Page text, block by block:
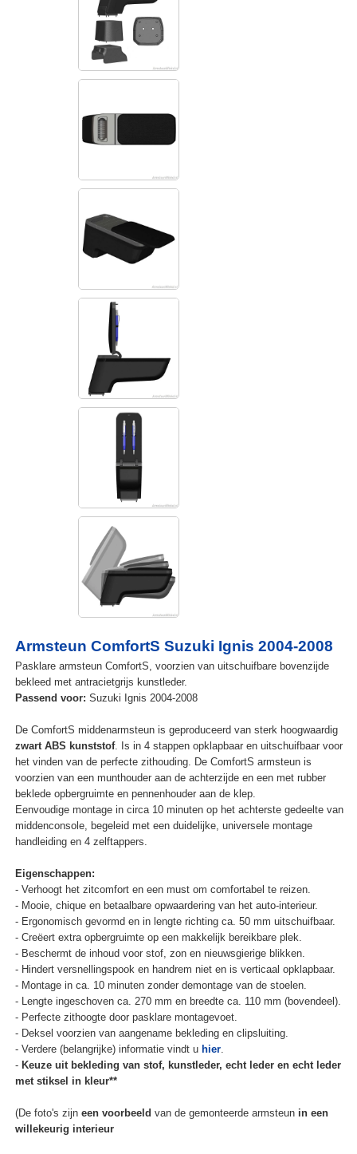
Armsteun ComfortS Suzuki Ignis 2004-2008
Pasklare armsteun ComfortS, voorzien van uitschuifbare bovenzijde
bekleed met antracietgrijs kunstleder.
Passend voor: Suzuki Ignis 2004-2008
De ComfortS middenarmsteun is geproduceerd van sterk hoogwaardig
zwart ABS kunststof. Is in 4 stappen opklapbaar en uitschuifbaar voor
het vinden van de perfecte zithouding. De ComfortS armsteun is
voorzien van een munthouder aan de achterzijde en een met rubber
beklede opbergruimte en pennenhouder aan de klep.
Eenvoudige montage in circa 10 minuten op het achterste gedeelte van
middenconsole, begeleid met een duidelijke, universele montage
handleiding en 4 zelftappers.
Eigenschappen:
- Verhoogt het zitcomfort en een must om comfortabel te reizen.
- Mooie, chique en betaalbare opwaardering van het auto-interieur.
- Ergonomisch gevormd en in lengte richting ca. 50 mm uitschuifbaar.
- Creëert extra opbergruimte op een makkelijk bereikbare plek.
- Beschermt de inhoud voor stof, zon en nieuwsgierige blikken.
- Hindert versnellingspook en handrem niet en is verticaal opklapbaar.
- Montage in ca. 10 minuten zonder demontage van de stoelen.
- Lengte ingeschoven ca. 270 mm en breedte ca. 110 mm (bovendeel).
- Perfecte zithoogte door pasklare montagevoet.
- Deksel voorzien van aangename bekleding en clipsluiting.
- Verdere (belangrijke) informatie vindt u hier.
- Keuze uit bekleding van stof, kunstleder, echt leder en echt leder
met stiksel in kleur**
(De foto's zijn een voorbeeld van de gemonteerde armsteun in een
willekeurig interieur